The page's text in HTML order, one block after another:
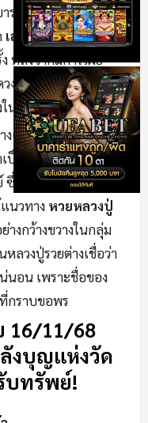
รมีและให้โชคลาภ
เลขเด็ดหลวงปู่รวย
หลังจากมีการเผย
งรับโชค ที่ชาวบ้าน
นงวดนี้
เล่าว่า ระหว่างสวด
ป็นระยะ และมีควัน
ซึ่งตามความเชื่อถือ
นวทาง หวยหลวงปู่
งกว้างขวางในกลุ่ม
ลวงปู่รวยต่างเชื่อว่า
อน เพราะชื่อของ
กราบขอพร
16/11/68
งบุญแห่งวัด
บทรัพย์!